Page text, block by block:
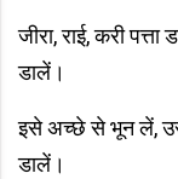
जीरा, राई, करी
डालें।
इसे अच्‍छे से भून लें,
डालें।